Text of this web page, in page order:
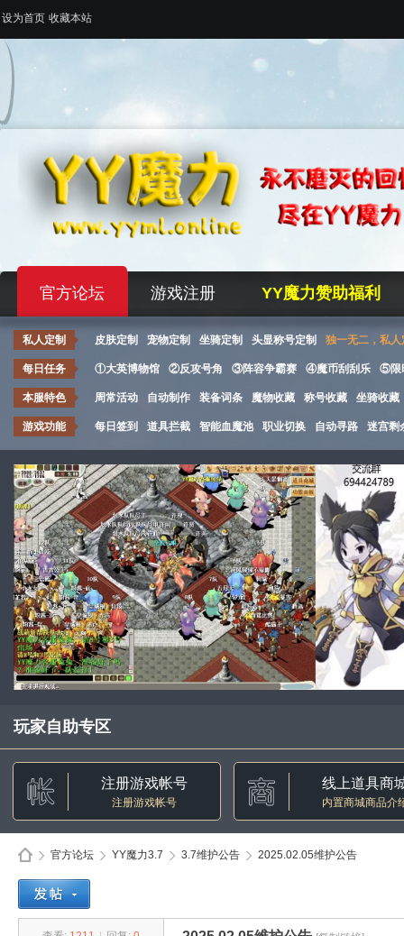
设为首页 收藏本站
官方论坛 游戏注册 YY魔力赞助福利
私人定制 皮肤定制 宠物定制 坐骑定制 头显称号定制 独一无二，私人
每日任务 ①大英博物馆 ②反攻号角 ③阵容争霸赛 ④魔币刮刮乐 ⑤限
本服特色 周常活动 自动制作 装备词条 魔物收藏 称号收藏 坐骑收藏
游戏功能 每日签到 道具拦截 智能血魔池 职业切换 自动寻路 迷宫剩
玩家自助专区
注册游戏帐号
注册游戏帐号
线上道具商
内置商城商品介
官方论坛 YY魔力3.7 3.7维护公告
›
2025.02.05维护公告